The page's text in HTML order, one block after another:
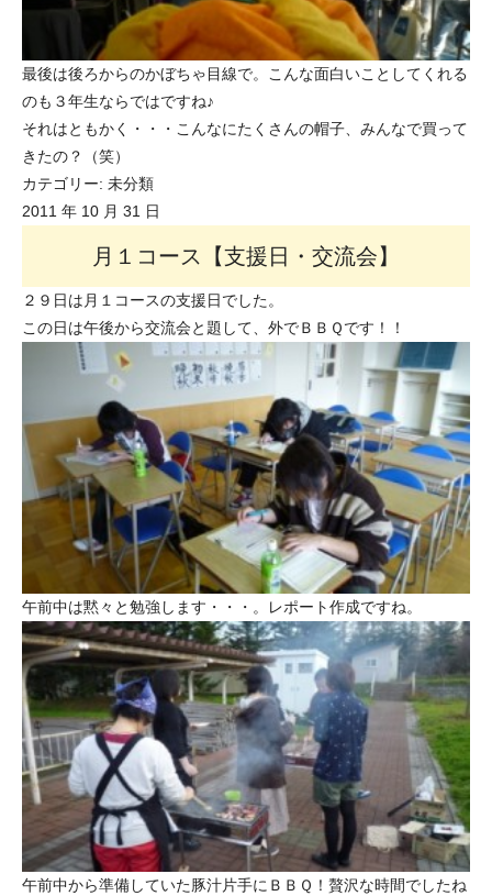
最後は後ろからのかぼちゃ目線で。こんな面白いことしてくれる
のも３年生ならではですね♪
それはともかく・・・こんなにたくさんの帽子、みんなで買って
きたの？（笑）
カテゴリー: 未分類
2011 年 10 月 31 日
月１コース【支援日・交流会】
２９日は月１コースの支援日でした。
この日は午後から交流会と題して、外でＢＢＱです！！
午前中は黙々と勉強します・・・。レポート作成ですね。
午前中から準備していた豚汁片手にＢＢＱ！贅沢な時間でしたね